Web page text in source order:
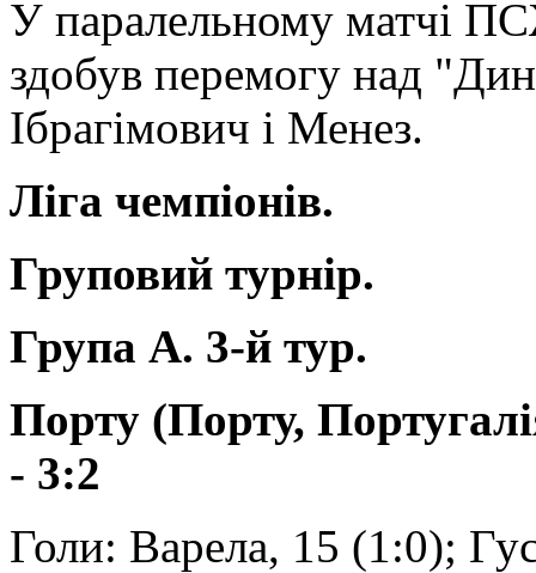
У паралельному матчі
здобув перемогу над
Ібрагімович і Менез.
Ліга чемпіонів.
Груповий турнір.
Група A. 3-й тур.
Порту (Порту,
- 3:2
Голи: Варела, 15 (1:0);